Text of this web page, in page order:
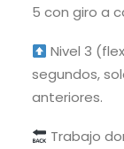
5 con giro a
Nivel 3
segundos,
anteriores.
Trabajo